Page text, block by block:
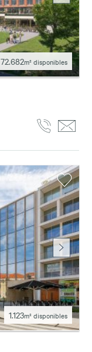
72.682m² disponibles
1.123m² disponibles